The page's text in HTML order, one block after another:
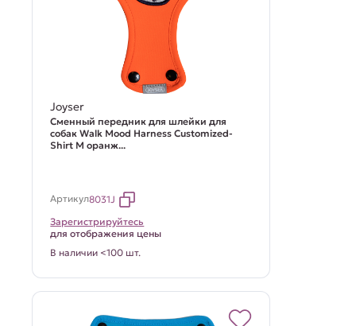
Joyser
Сменный передник для шлейки для
собак Walk Mood Harness Customized-
Shirt M оранж...
Артикул8031J
Зарегистрируйтесь
для отображения цены
В наличии <100 шт.